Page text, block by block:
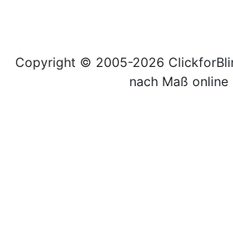
Copyright © 2005-2026
nach Maß online